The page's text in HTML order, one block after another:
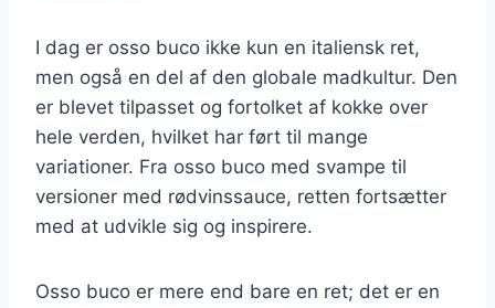
I dag er osso buco ikke kun en italiensk ret,
men også en del af den globale madkultur. Den
er blevet tilpasset og fortolket af kokke over
hele verden, hvilket har ført til mange
variationer. Fra osso buco med svampe til
versioner med rødvinssauce, retten fortsætter
med at udvikle sig og inspirere.
Osso buco er mere end bare en ret; det er en